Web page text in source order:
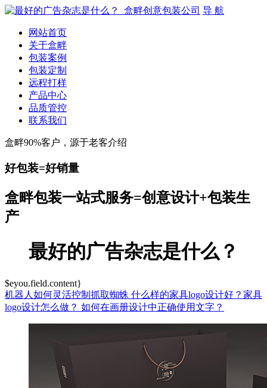
导 航
网站首页
关于盒畔
包装案例
包装定制
远程打样
产品中心
品质管控
联系我们
盒畔90%客户，源于老客介绍
好包装=好销量
盒畔包装一站式服务=创意设计+包装生
产
最好的广告杂志是什么？
$eyou.field.content}
机器人如何灵活控制抓取蜘蛛 什么样的家具logo设计好？家具
logo设计怎么做？ 如何在画册设计中正确使用文字？